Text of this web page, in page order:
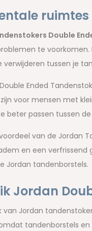
ruimtes
Double
te voorkomen.
verwijderen tussen je
Ended
voor mensen met
beter passen tussen
van de Jordan
en een
Jordan tandenborstels.
Jordan
van Jordan
tandenborstels